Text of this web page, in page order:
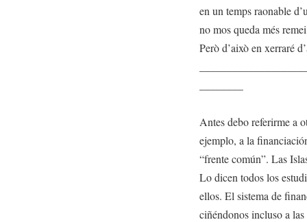
en un temps raonable
no mos queda més
Però d’això en xerraré
Antes debo referirme a
ejemplo, a la
“frente común”. Las
Lo dicen todos los
ellos. El sistema de
ciñéndonos incluso a